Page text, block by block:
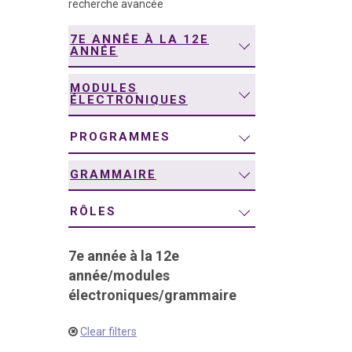
recherche avancée
7E ANNÉE À LA 12E
ANNÉE
MODULES
ÉLECTRONIQUES
PROGRAMMES
GRAMMAIRE
RÔLES
7e année à la 12e
année/modules
électroniques/grammaire
Clear filters